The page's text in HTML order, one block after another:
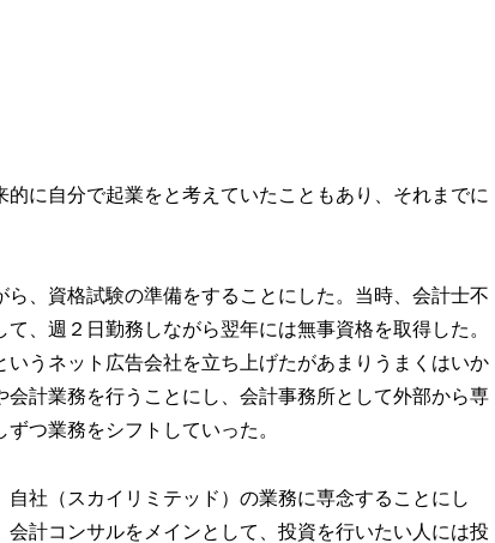
に自分で起業をと考えていたこともあり、それまでに
、資格試験の準備をすることにした。当時、会計士不
、週２日勤務しながら翌年には無事資格を取得した。
うネット広告会社を立ち上げたがあまりうまくはいか
計業務を行うことにし、会計事務所として外部から専
つ業務をシフトしていった。
社（スカイリミテッド）の業務に専念することにし
計コンサルをメインとして、投資を行いたい人には投